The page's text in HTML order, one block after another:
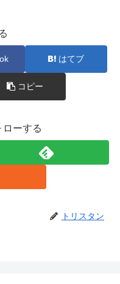
はてブ
コピー
ローする
トリスタン